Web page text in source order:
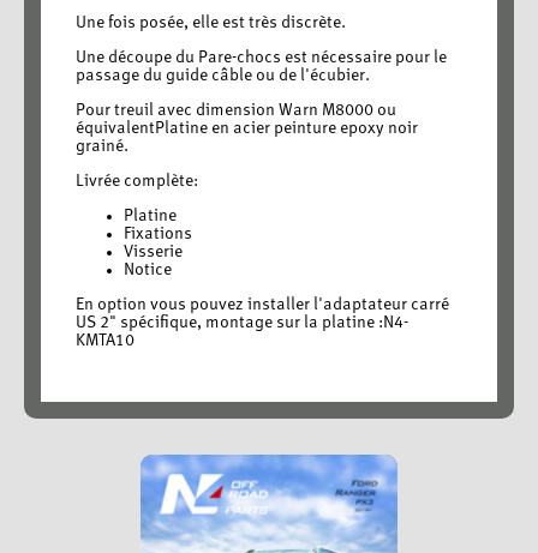
Une fois posée, elle est très discrète.
Une découpe du Pare-chocs est nécessaire pour le
passage du guide câble ou de l'écubier.
Pour treuil avec dimension Warn M8000 ou
équivalentPlatine en acier peinture epoxy noir
grainé.
Livrée complète:
Platine
Fixations
Visserie
Notice
En option vous pouvez installer l'adaptateur carré
US 2" spécifique, montage sur la platine :N4-
KMTA10